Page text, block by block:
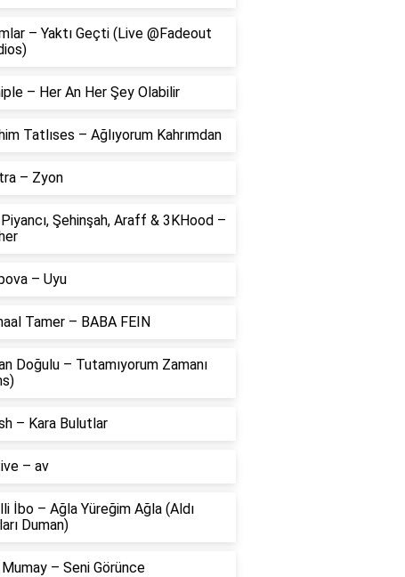
– Yaktı Geçti (Live @Fadeout
– Her An Her Şey Olabilir
Tatlıses – Ağlıyorum Kahrımdan
– Zyon
Piyancı, Şehinşah, Araff & 3KHood –
– Uyu
Tamer – BABA FEIN
Doğulu – Tutamıyorum Zamanı
– Kara Bulutlar
– av
İbo – Ağla Yüreğim Ağla (Aldı
Duman)
– Seni Görünce